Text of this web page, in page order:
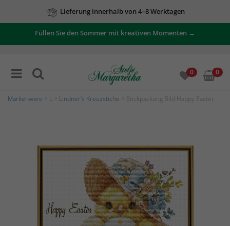
Lieferung innerhalb von 4–8 Werktagen
Füllen Sie den Sommer mit kreativen Momenten →
0 0
Markenware L Lindner's Kreuzstiche > Stickpackung Bild Happy Easter